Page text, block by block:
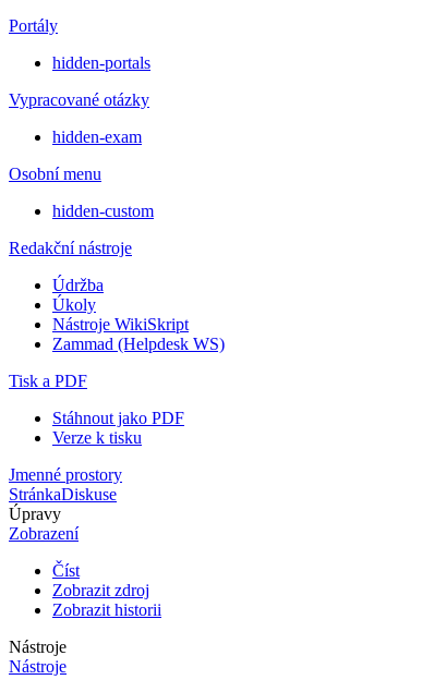
Portály
hidden-portals
Vypracované otázky
hidden-exam
Osobní menu
hidden-custom
Redakční nástroje
Údržba
Úkoly
Nástroje WikiSkript
Zammad (Helpdesk WS)
Tisk a PDF
Stáhnout jako PDF
Verze k tisku
Jmenné prostory
StránkaDiskuse
Úpravy
Zobrazení
Číst
Zobrazit zdroj
Zobrazit historii
Nástroje
Nástroje